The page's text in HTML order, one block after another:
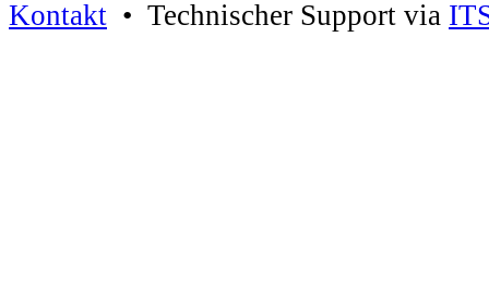
Kontakt • Technischer Support via